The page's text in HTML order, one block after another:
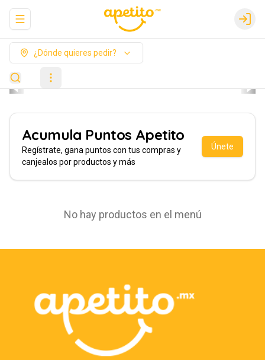
Abrir menu de navegación Login
¿Dónde quieres pedir?
Acumula Puntos Apetito
Regístrate, gana puntos con tus compras y
canjealos por productos y más
Únete
No hay productos en el menú